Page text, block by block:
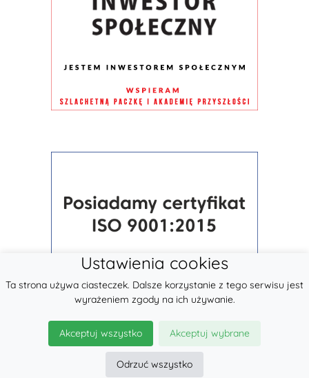
Ustawienia cookies
Ta strona używa ciasteczek. Dalsze korzystanie z tego serwisu jest
wyrażeniem zgody na ich używanie.
Akceptuj wszystko Akceptuj wybrane
Odrzuć wszystko